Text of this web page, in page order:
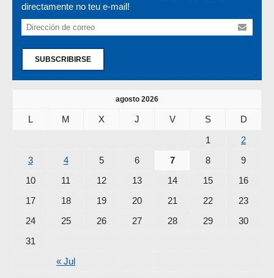
directamente no teu e-mail!
SUBSCRIBIRSE
agosto 2026
L M X J V S D
« Jul
1
2
3
4 5 6 7 8
9
10
11 12 13 14 15
16
17
18 19 20 21 22
23
24
25 26 27 28 29
30
31